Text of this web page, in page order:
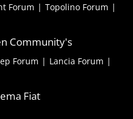
Forum
Topolino Forum
Community's
Forum
Lancia Forum
Fiat